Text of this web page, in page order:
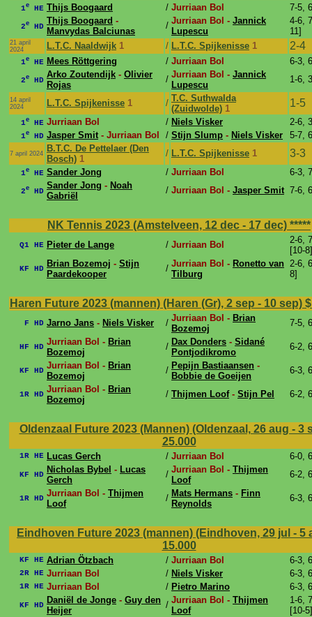
1e HE Thijs Boogaard / Jurriaan Bol 7-5,
2e HD
Thijs Boogaard -
Manvydas Balciunas
/ Jurriaan Bol - Jannick
Lupescu
4-6,
11]
21 april
2024
L.T.C. Naaldwijk 1 / L.T.C. Spijkenisse 1 2-4
1e HE Mees Röttgering / Jurriaan Bol 6-3,
2e HD
Arko Zoutendijk - Olivier
Rojas
/ Jurriaan Bol - Jannick
Lupescu
1-6,
14 april
2024
L.T.C. Spijkenisse 1 / T.C. Suthwalda
(Zuidwolde) 1 1-5
1e HE Jurriaan Bol / Niels Visker 2-6,
1e HD Jasper Smit- Jurriaan Bol / Stijn Slump - Niels Visker 5-7,
7 april 2024
B.T.C. De Pettelaer (Den
Bosch) 1
/ L.T.C. Spijkenisse 1 3-3
1e HE Sander Jong / Jurriaan Bol 6-3,
2e HD
Sander Jong - Noah
Gabriël
/ Jurriaan Bol - Jasper Smit 7-6,
NK Tennis 2023 (Amstelveen, 12 dec - 17 dec) *****
Q1 HE Pieter de Lange / Jurriaan Bol
2-6,
[10-8]
KF HD Brian Bozemoj - Stijn
Paardekooper
/ Jurriaan Bol - Ronetto van
Tilburg
2-6,
8]
Haren Future 2023 (mannen) (Haren (Gr), 2 sep - 10 sep)
F HD Jarno Jans - Niels Visker / Jurriaan Bol - Brian
Bozemoj
7-5,
HF HD Jurriaan Bol - Brian
Bozemoj
/ Dax Donders - Sidané
Pontjodikromo
6-2,
KF HD Jurriaan Bol - Brian
Bozemoj
/ Pepijn Bastiaansen -
Bobbie de Goeijen
6-3,
1R HD Jurriaan Bol - Brian
Bozemoj
/ Thijmen Loof- Stijn Pel 6-2,
Oldenzaal Future 2023 (Mannen) (Oldenzaal, 26 aug - 3
25.000
1R HE Lucas Gerch / Jurriaan Bol 6-0,
KF HD Nicholas Bybel - Lucas
Gerch
/ Jurriaan Bol - Thijmen
Loof
6-2,
1R HD Jurriaan Bol - Thijmen
Loof
/ Mats Hermans - Finn
Reynolds
6-3,
Eindhoven Future 2023 (mannen) (Eindhoven, 29 jul - 5
15.000
KF HE Adrian Ötzbach / Jurriaan Bol 6-3,
2R HE Jurriaan Bol / Niels Visker 6-3,
1R HE Jurriaan Bol / Pietro Marino 6-3,
KF HD Daniël de Jonge - Guy den
Heijer
/ Jurriaan Bol - Thijmen
Loof
1-6,
[10-5]